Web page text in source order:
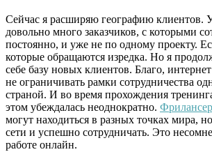
Сейчас я расширяю географию клиентов.
довольно много заказчиков, с которыми
постоянно, и уже не по одному проекту.
которые обращаются изредка. Но я
себе базу новых клиентов. Благо,
не ограничивать рамки сотрудничества
страной. И во время прохождения
этом убеждалась неоднократно. Фрилансер
могут находиться в разных точках мира,
сети и успешно сотрудничать. Это
работе онлайн.